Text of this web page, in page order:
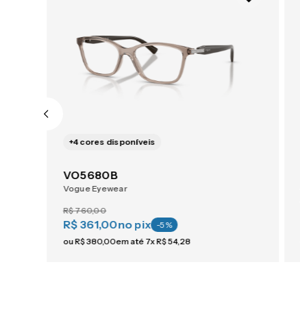
+4cores disponíveis
VO5680B
Vogue Eyewear
R$760,00
R$ 361,00no pix -5%
ouR$380,00em até 7xR$54,28